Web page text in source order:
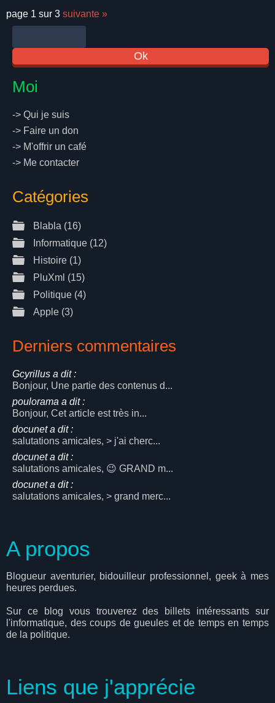
page 1 sur 3 suivante »
Moi
-> Qui je suis
-> Faire un don
-> M'offrir un café
-> Me contacter
Catégories
Blabla (16)
Informatique (12)
Histoire (1)
PluXml (15)
Politique (4)
Apple (3)
Derniers commentaires
Gcyrillus a dit :
Bonjour, Une partie des contenus d...
poulorama a dit :
Bonjour, Cet article est très in...
docunet a dit :
salutations amicales, > j'ai cherc...
docunet a dit :
salutations amicales, 😉 GRAND m...
docunet a dit :
salutations amicales, > grand merc...
A propos
Blogueur aventurier, bidouilleur professionnel, geek à mes
heures perdues.
Sur ce blog vous trouverez des billets intéressants sur
l'informatique, des coups de gueules et de temps en temps
de la politique.
Liens que j'apprécie